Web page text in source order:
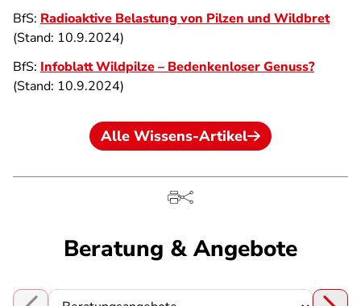
BfS: Radioaktive Belastung von Pilzen und Wildbret
(Stand: 10.9.2024)
BfS: Infoblatt Wildpilze – Bedenkenloser Genuss?
(Stand: 10.9.2024)
Alle Wissens-Artikel
Beratung & Angebote